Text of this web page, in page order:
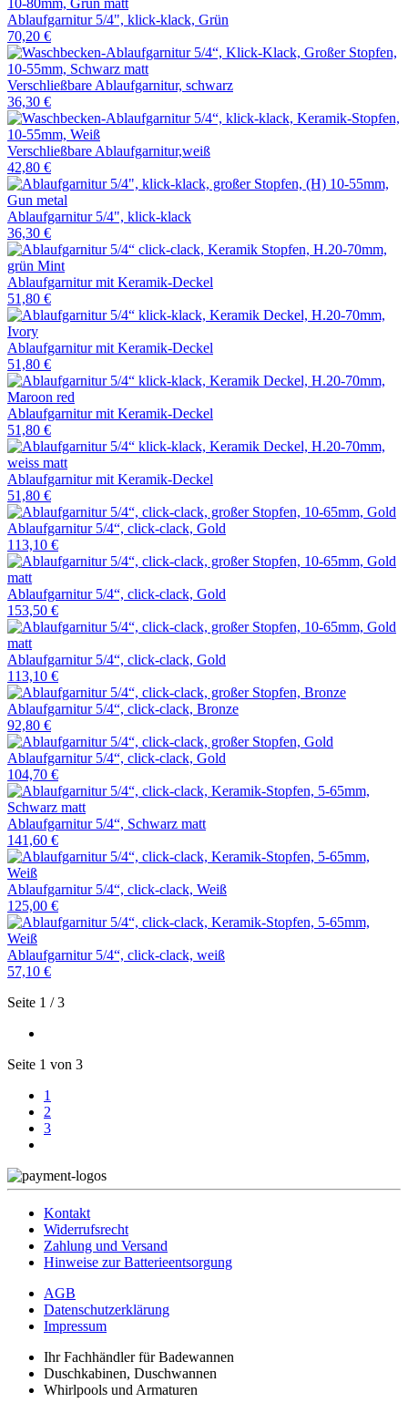
Ablaufgarnitur 5/4", klick-klack, Grün
70,20 €
Verschließbare Ablaufgarnitur, schwarz
36,30 €
Verschließbare Ablaufgarnitur,weiß
42,80 €
Ablaufgarnitur 5/4", klick-klack
36,30 €
Ablaufgarnitur mit Keramik-Deckel
51,80 €
Ablaufgarnitur mit Keramik-Deckel
51,80 €
Ablaufgarnitur mit Keramik-Deckel
51,80 €
Ablaufgarnitur mit Keramik-Deckel
51,80 €
Ablaufgarnitur 5/4“, click-clack, Gold
113,10 €
Ablaufgarnitur 5/4“, click-clack, Gold
153,50 €
Ablaufgarnitur 5/4“, click-clack, Gold
113,10 €
Ablaufgarnitur 5/4“, click-clack, Bronze
92,80 €
Ablaufgarnitur 5/4“, click-clack, Gold
104,70 €
Ablaufgarnitur 5/4“, Schwarz matt
141,60 €
Ablaufgarnitur 5/4“, click-clack, Weiß
125,00 €
Ablaufgarnitur 5/4“, click-clack, weiß
57,10 €
Seite 1 / 3
Seite 1 von 3
1
2
3
Kontakt
Widerrufsrecht
Zahlung und Versand
Hinweise zur Batterieentsorgung
AGB
Datenschutzerklärung
Impressum
Ihr Fachhändler für Badewannen
Duschkabinen, Duschwannen
Whirlpools und Armaturen